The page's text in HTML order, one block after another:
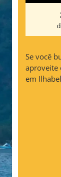
Se você
aproveite
em